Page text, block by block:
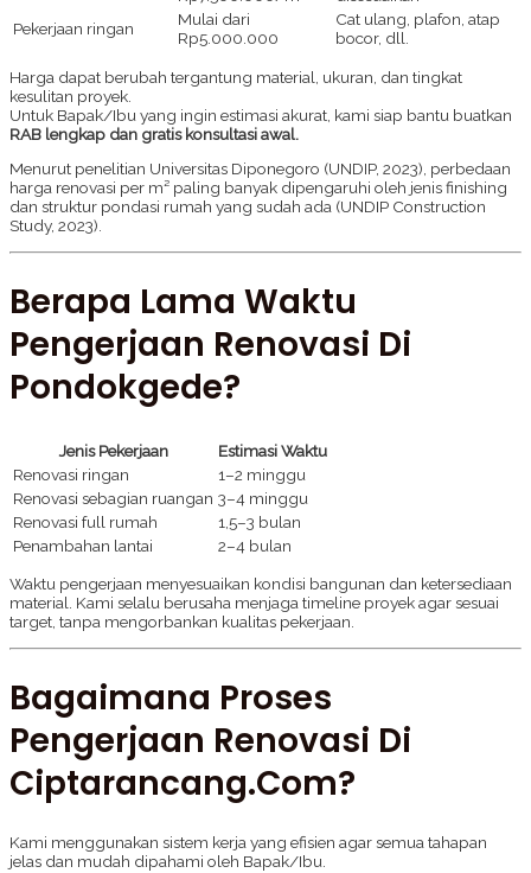
Pekerjaan ringan
Mulai dari
Rp5.000.000
Cat ulang, plafon, atap
bocor, dll.
Harga dapat berubah tergantung material, ukuran, dan tingkat
kesulitan proyek.
Untuk Bapak/Ibu yang ingin estimasi akurat, kami siap bantu buatkan
RAB lengkap dan gratis konsultasi awal.
Menurut penelitian Universitas Diponegoro (UNDIP, 2023), perbedaan
harga renovasi per m² paling banyak dipengaruhi oleh jenis finishing
dan struktur pondasi rumah yang sudah ada (UNDIP Construction
Study, 2023).
Berapa Lama Waktu
Pengerjaan Renovasi Di
Pondokgede?
Jenis Pekerjaan
Estimasi Waktu
Renovasi ringan
1–2 minggu
Renovasi sebagian ruangan 3–4 minggu
Renovasi full rumah
1,5–3 bulan
Penambahan lantai
2–4 bulan
Waktu pengerjaan menyesuaikan kondisi bangunan dan ketersediaan
material. Kami selalu berusaha menjaga timeline proyek agar sesuai
target, tanpa mengorbankan kualitas pekerjaan.
Bagaimana Proses
Pengerjaan Renovasi Di
Ciptarancang.com?
Kami menggunakan sistem kerja yang efisien agar semua tahapan
jelas dan mudah dipahami oleh Bapak/Ibu.